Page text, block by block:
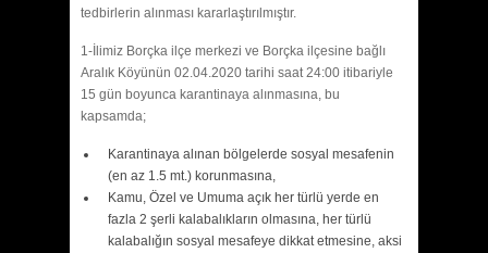
tedbirlerin alınması kararlaştırılmıştır.
1-İlimiz Borçka ilçe merkezi ve Borçka ilçesine bağlı
Aralık Köyünün 02.04.2020 tarihi saat 24:00 itibariyle
15 gün boyunca karantinaya alınmasına, bu
kapsamda;
Karantinaya alınan bölgelerde sosyal mesafenin
(en az 1.5 mt.) korunmasına,
Kamu, Özel ve Umuma açık her türlü yerde en
fazla 2 şerli kalabalıkların olmasına, her türlü
kalabalığın sosyal mesafeye dikkat etmesine, aksi